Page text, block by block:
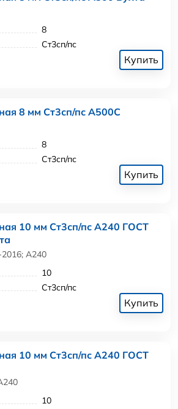
8
Ст3сп/пс
Купить
8 мм Ст3сп/пс А500С
8
Ст3сп/пс
Купить
10 мм Ст3сп/пс А240 ГОСТ
А240
10
Ст3сп/пс
Купить
10 мм Ст3сп/пс А240 ГОСТ
10